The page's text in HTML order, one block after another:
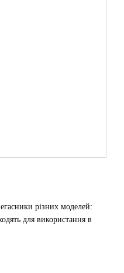
різних моделей:
для використання в